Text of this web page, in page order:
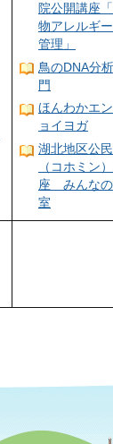
院公開講座
物アレルギ
管理」
鳥のDNA分
門
ほんわかエ
ョイヨガ
湖北地区公
（コホミン
座 みんな
室